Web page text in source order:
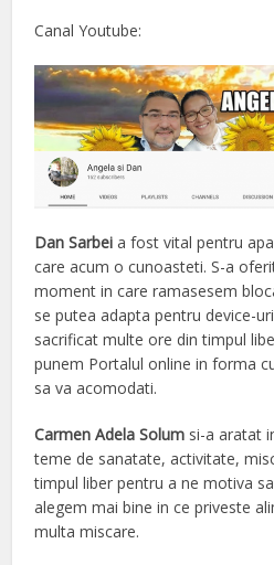
Canal Youtube:
Dan Sarbei a fost vital pentru
care acum o cunoasteti. S-a
moment in care ramasesem
se putea adapta pentru device-
sacrificat multe ore din timpul
punem Portalul online in forma
sa va acomodati.
Carmen Adela Solum si-a aratat
teme de sanatate, activitate,
timpul liber pentru a ne motiva
alegem mai bine in ce priveste
multa miscare.